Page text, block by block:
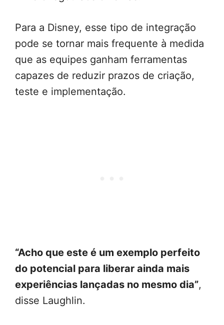
Para a Disney, esse tipo de integração
pode se tornar mais frequente à medida
que as equipes ganham ferramentas
capazes de reduzir prazos de criação,
teste e implementação.
“Acho que este é um exemplo perfeito
do potencial para liberar ainda mais
experiências lançadas no mesmo dia”,
disse Laughlin.